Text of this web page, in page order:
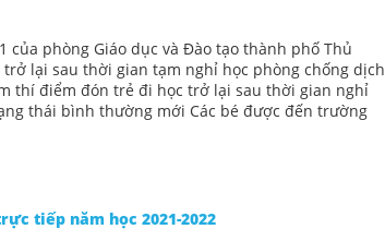
của phòng Giáo dục và Đào tạo thành phố Thủ
lại sau thời gian tạm nghỉ học phòng chống dịch
thí điểm đón trẻ đi học trở lại sau thời gian nghỉ
thái bình thường mới Các bé được đến trường
tiếp năm học 2021-2022